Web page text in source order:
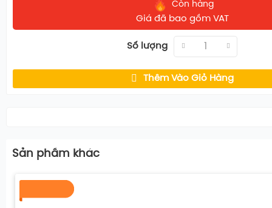
Còn hàng
Giá đã bao gồm VAT
Số lượng
Thêm Vào Giỏ Hàng
Sản phầm khác